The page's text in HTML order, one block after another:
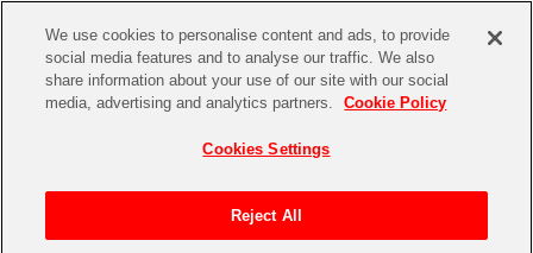
CHANNEL STORE EVENT
アイドルマスターシリーズ
アイドルマスター
イベントグッズ
トイ・ホビー
We use cookies to personalise content and ads, to provide
social media features and to analyse our traffic. We also
share information about your use of our site with our social
media, advertising and analytics partners.
Cookie Policy
Cookies Settings
Reject All